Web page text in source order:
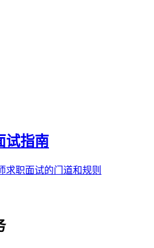
试指南
求职面试的门道和规则